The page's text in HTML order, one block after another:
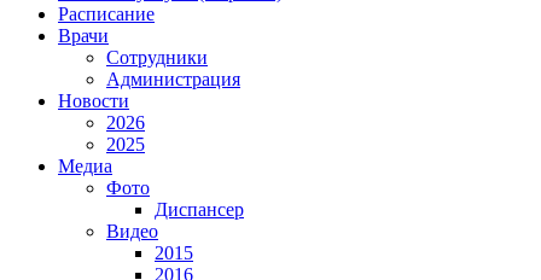
Расписание
Врачи
Сотрудники
Администрация
Новости
2026
2025
Медиа
Фото
Диспансер
Видео
2015
2016